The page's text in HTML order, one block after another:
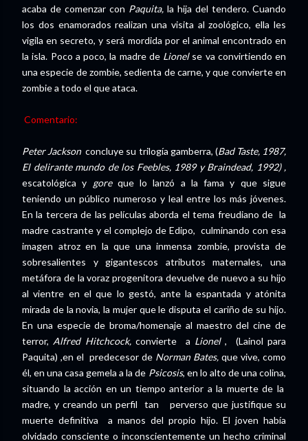
acaba de comenzar con Paquita, la hija del tendero. Cuando
los dos enamorados realizan una visita al zoológico, ella les
vigila en secreto, y será mordida por el animal encontrado en
la isla. Poco a poco, la madre de Lionel se va convirtiendo en
una especie de zombie, sedienta de carne, y que convierte en
zombie a todo el que ataca.
Comentario:
Peter Jackson concluye su trilogía gamberra, (Bad Taste, 1987,
El delirante mundo de los Feebles, 1989 y Braindead, 1992) ,
escatológica y gore que lo lanzó a la fama y que sigue
teniendo un público numeroso y leal entre los más jóvenes.
En la tercera de las películas aborda el tema freudiano de la
madre castrante y el complejo de Edipo, culminando con esa
imagen atroz en la que una inmensa zombie, provista de
sobresalientes y gigantescos atributos maternales, una
metáfora de la voraz progenitora devuelve de nuevo a su hijo
al vientre en el que lo gestó, ante la espantada y atónita
mirada de la novia, la mujer que le disputa el cariño de su hijo.
En una especie de broma/homenaje al maestro del cine de
terror, Alfred Hitchcock,convierte a Lionel, (Lainol para
Paquita) ,en el predecesor de Norman Bates, que vive, como
él, en una casa gemela a la de Psicosis, en lo alto de una colina,
situando la acción en un tiempo anterior a la muerte de la
madre, y creando un perfil tan perverso que justifique su
muerte definitiva a manos del propio hijo. El joven había
olvidado consciente o inconscientemente un hecho criminal